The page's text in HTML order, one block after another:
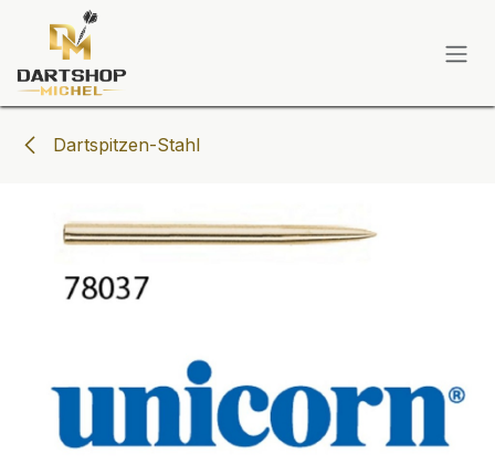
Zum Inhalt springen
Dartspitzen-Stahl